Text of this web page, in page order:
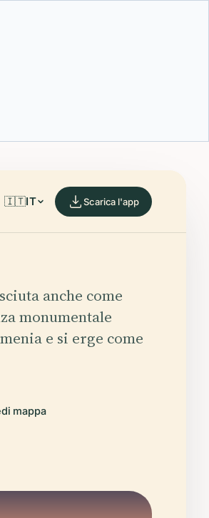
🇮🇹IT Scarica l'app
anche come
monumentale
e si erge come
mappa